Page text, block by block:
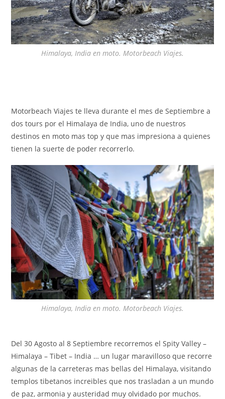
Himalaya, India en moto. Motorbeach Viajes.
Motorbeach Viajes te lleva durante el mes de Septiembre a
dos tours por el Himalaya de India, uno de nuestros
destinos en moto mas top y que mas impresiona a quienes
tienen la suerte de poder recorrerlo.
Himalaya, India en moto. Motorbeach Viajes.
Del 30 Agosto al 8 Septiembre recorremos el Spity Valley –
Himalaya – Tibet – India … un lugar maravilloso que recorre
algunas de la carreteras mas bellas del Himalaya, visitando
templos tibetanos increibles que nos trasladan a un mundo
de paz, armonia y austeridad muy olvidado por muchos.